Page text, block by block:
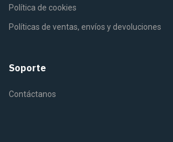
Política de cookies
Políticas de ventas, envíos y devoluciones
Soporte
Contáctanos